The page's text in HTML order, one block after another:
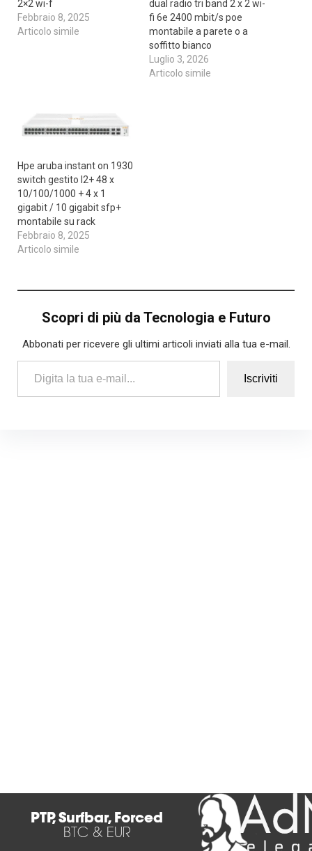
2×2 wi-f
Febbraio 8, 2025
Articolo simile
dual radio tri band 2 x 2 wi-
fi 6e 2400 mbit/s poe
montabile a parete o a
soffitto bianco
Luglio 3, 2026
Articolo simile
Hpe aruba instant on 1930
switch gestito l2+ 48 x
10/100/1000 + 4 x 1
gigabit / 10 gigabit sfp+
montabile su rack
Febbraio 8, 2025
Articolo simile
Scopri di più da Tecnologia e Futuro
Abbonati per ricevere gli ultimi articoli inviati alla tua e-mail.
Digita la tua e-mail...
Iscriviti